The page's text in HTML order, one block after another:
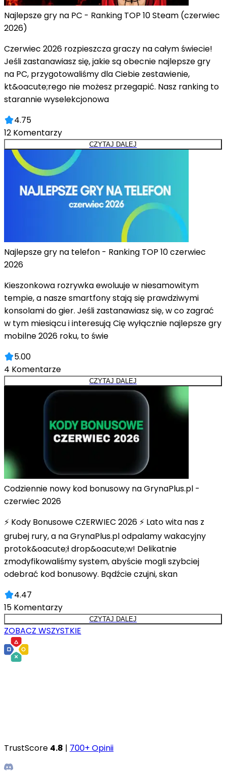
Najlepsze gry na PC - Ranking TOP 10 Steam (czerwiec
2026)
Czerwiec 2026 rozpieszcza graczy na całym świecie!
Jeśli zastanawiasz się, jakie są obecnie najlepsze gry
na PC, przygotowaliśmy dla Ciebie zestawienie,
kt&oacute;rego nie możesz przegapić. Nasz ranking to
starannie wyselekcjonowa
4.75
12 Komentarzy
CZYTAJ DALEJ
Najlepsze gry na telefon - Ranking TOP 10 czerwiec
2026
Kieszonkowa rozrywka ewoluuje w niesamowitym
tempie, a nasze smartfony stają się prawdziwymi
konsolami do gier. Jeśli zastanawiasz się, w co zagrać
w tym miesiącu i interesują Cię wyłącznie najlepsze gry
mobilne 2026 roku, to świe
5.00
4 Komentarze
CZYTAJ DALEJ
Codziennie nowy kod bonusowy na GrynaPlus.pl -
czerwiec 2026
⚡ Kody Bonusowe CZERWIEC 2026 ⚡ Lato wita nas z
grubej rury, a na GrynaPlus.pl odpalamy wakacyjny
protok&oacute;ł drop&oacute;w! Delikatnie
zmodyfikowaliśmy system, abyście mogli szybciej
odebrać kod bonusowy. Bądźcie czujni, skan
4.47
15 Komentarzy
CZYTAJ DALEJ
ZOBACZ WSZYSTKIE
TrustScore 4.8 | 700+ Opinii